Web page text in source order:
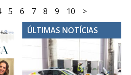
5 6 7 8 9 10
>
ÚLTIMAS NOTÍCIAS